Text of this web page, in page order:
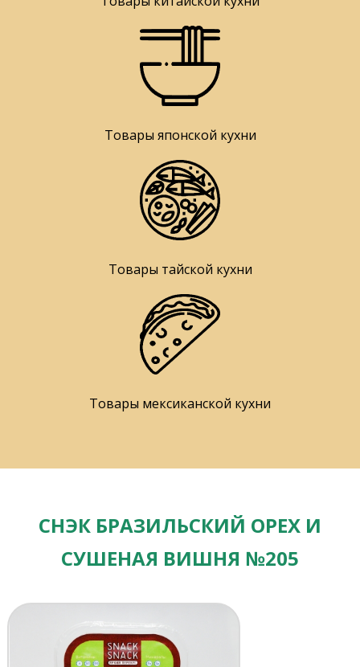
Товары японской кухни
Товары тайской кухни
Товары мексиканской кухни
СНЭК БРАЗИЛЬСКИЙ ОРЕХ И
СУШЕНАЯ ВИШНЯ №205